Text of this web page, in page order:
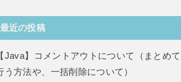
最近の投稿
Java】コメントアウトについて（まとめて
う方法や、一括削除について）